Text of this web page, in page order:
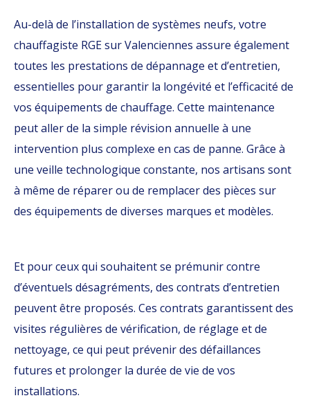
Au-delà de l’installation de systèmes neufs, votre
chauffagiste RGE sur Valenciennes assure également
toutes les prestations de dépannage et d’entretien,
essentielles pour garantir la longévité et l’efficacité de
vos équipements de chauffage. Cette maintenance
peut aller de la simple révision annuelle à une
intervention plus complexe en cas de panne. Grâce à
une veille technologique constante, nos artisans sont
à même de réparer ou de remplacer des pièces sur
des équipements de diverses marques et modèles.
Et pour ceux qui souhaitent se prémunir contre
d’éventuels désagréments, des contrats d’entretien
peuvent être proposés. Ces contrats garantissent des
visites régulières de vérification, de réglage et de
nettoyage, ce qui peut prévenir des défaillances
futures et prolonger la durée de vie de vos
installations.